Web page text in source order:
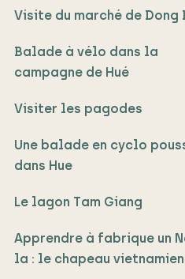
Visite du marché de Dong
Balade à vélo dans la
campagne de Hué
Visiter les pagodes
Une balade en cyclo
dans Hue
Le lagon Tam Giang
Apprendre à fabrique un
la : le chapeau vietnamien